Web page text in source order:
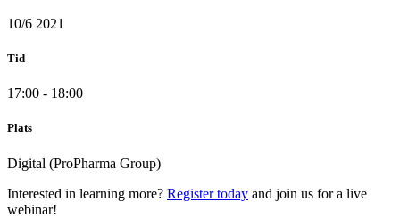
10/6 2021
Tid
17:00 - 18:00
Plats
Digital (ProPharma Group)
Interested in learning more? Register today and join us for a live
webinar!